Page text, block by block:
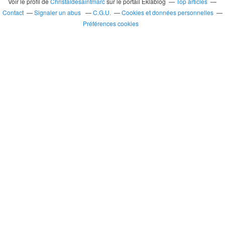
Contact
Signaler un abus C.G.U.
Cookies et données personnelles
Préférences cookies